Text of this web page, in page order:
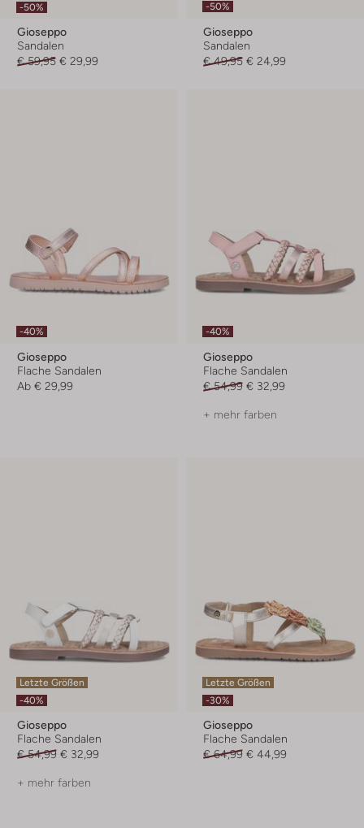
-50%
Gioseppo
Sandalen
€ 59,95 € 29,99
-50%
Gioseppo
Sandalen
€ 49,95 € 24,99
-40%
Gioseppo
Flache Sandalen
Ab € 29,99
-40%
Gioseppo
Flache Sandalen
€ 54,99 € 32,99
+ mehr farben
Letzte Größen
-40%
Gioseppo
Flache Sandalen
€ 54,99 € 32,99
+ mehr farben
Letzte Größen
-30%
Gioseppo
Flache Sandalen
€ 64,99 € 44,99